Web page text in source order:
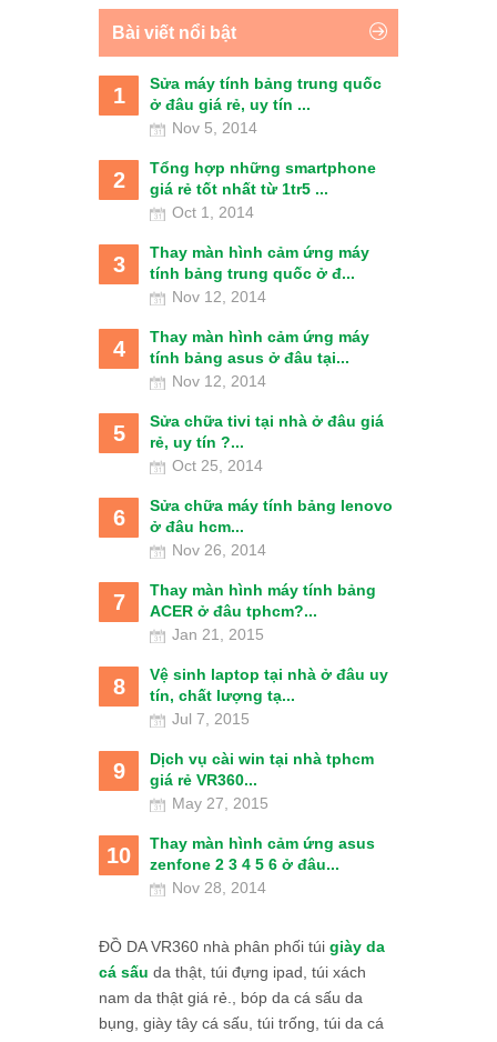
Bài viết nổi bật
1
Sửa máy tính bảng trung quốc
ở đâu giá rẻ, uy tín ...
Nov 5, 2014
2
Tổng hợp những smartphone
giá rẻ tốt nhất từ 1tr5 ...
Oct 1, 2014
3
Thay màn hình cảm ứng máy
tính bảng trung quốc ở đ...
Nov 12, 2014
4
Thay màn hình cảm ứng máy
tính bảng asus ở đâu tại...
Nov 12, 2014
5
Sửa chữa tivi tại nhà ở đâu giá
rẻ, uy tín ?...
Oct 25, 2014
6
Sửa chữa máy tính bảng lenovo
ở đâu hcm...
Nov 26, 2014
7
Thay màn hình máy tính bảng
ACER ở đâu tphcm?...
Jan 21, 2015
8
Vệ sinh laptop tại nhà ở đâu uy
tín, chất lượng tạ...
Jul 7, 2015
9
Dịch vụ cài win tại nhà tphcm
giá rẻ VR360...
May 27, 2015
10
Thay màn hình cảm ứng asus
zenfone 2 3 4 5 6 ở đâu...
Nov 28, 2014
ĐỒ DA VR360 nhà phân phối túi giày da
cá sấu da thật, túi đựng ipad, túi xách
nam da thật giá rẻ., bóp da cá sấu da
bụng, giày tây cá sấu, túi trống, túi da cá